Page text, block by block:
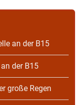
an der B15
der B15
große Regen